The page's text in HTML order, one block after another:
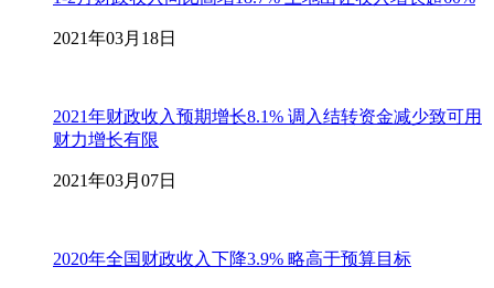
2021年03月18日
2021年财政收入预期增长8.1% 调入结转资金减少致可用
财力增长有限
2021年03月07日
2020年全国财政收入下降3.9% 略高于预算目标